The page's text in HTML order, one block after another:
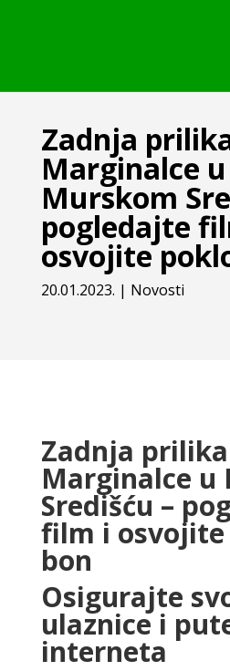
Zadnja
Marginalce u
Murskom
pogledajte
osvojite
20.01.2023. | Novosti
Zadnja
Marginalce u
Središću –
film i osvojite
bon
Osigurajte
ulaznice i
interneta